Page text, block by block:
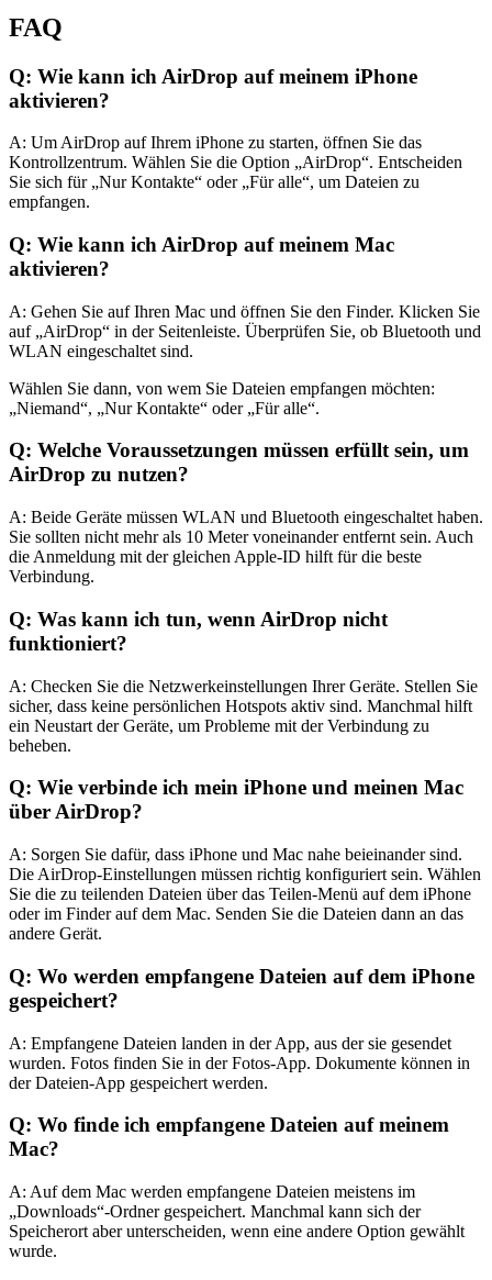
FAQ
Q: Wie kann ich AirDrop auf meinem iPhone
aktivieren?
A: Um AirDrop auf Ihrem iPhone zu starten, öffnen Sie das
Kontrollzentrum. Wählen Sie die Option „AirDrop“. Entscheiden
Sie sich für „Nur Kontakte“ oder „Für alle“, um Dateien zu
empfangen.
Q: Wie kann ich AirDrop auf meinem Mac
aktivieren?
A: Gehen Sie auf Ihren Mac und öffnen Sie den Finder. Klicken Sie
auf „AirDrop“ in der Seitenleiste. Überprüfen Sie, ob Bluetooth und
WLAN eingeschaltet sind.
Wählen Sie dann, von wem Sie Dateien empfangen möchten:
„Niemand“, „Nur Kontakte“ oder „Für alle“.
Q: Welche Voraussetzungen müssen erfüllt sein, um
AirDrop zu nutzen?
A: Beide Geräte müssen WLAN und Bluetooth eingeschaltet haben.
Sie sollten nicht mehr als 10 Meter voneinander entfernt sein. Auch
die Anmeldung mit der gleichen Apple-ID hilft für die beste
Verbindung.
Q: Was kann ich tun, wenn AirDrop nicht
funktioniert?
A: Checken Sie die Netzwerkeinstellungen Ihrer Geräte. Stellen Sie
sicher, dass keine persönlichen Hotspots aktiv sind. Manchmal hilft
ein Neustart der Geräte, um Probleme mit der Verbindung zu
beheben.
Q: Wie verbinde ich mein iPhone und meinen Mac
über AirDrop?
A: Sorgen Sie dafür, dass iPhone und Mac nahe beieinander sind.
Die AirDrop-Einstellungen müssen richtig konfiguriert sein. Wählen
Sie die zu teilenden Dateien über das Teilen-Menü auf dem iPhone
oder im Finder auf dem Mac. Senden Sie die Dateien dann an das
andere Gerät.
Q: Wo werden empfangene Dateien auf dem iPhone
gespeichert?
A: Empfangene Dateien landen in der App, aus der sie gesendet
wurden. Fotos finden Sie in der Fotos-App. Dokumente können in
der Dateien-App gespeichert werden.
Q: Wo finde ich empfangene Dateien auf meinem
Mac?
A: Auf dem Mac werden empfangene Dateien meistens im
„Downloads“-Ordner gespeichert. Manchmal kann sich der
Speicherort aber unterscheiden, wenn eine andere Option gewählt
wurde.